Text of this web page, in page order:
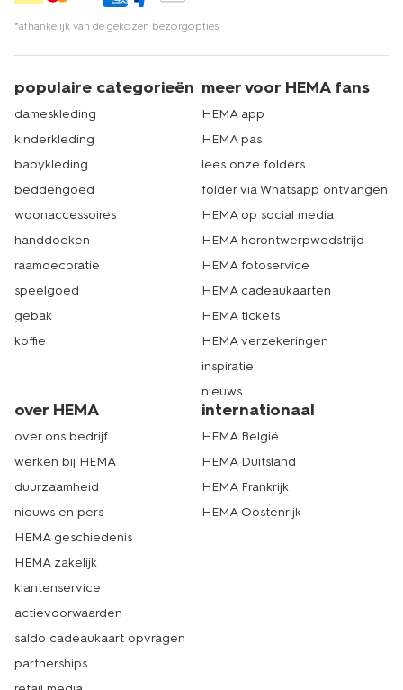
*afhankelijk van de gekozen bezorgopties
populaire categorieën
dameskleding
kinderkleding
babykleding
beddengoed
woonaccessoires
handdoeken
raamdecoratie
speelgoed
gebak
koffie
meer voor HEMA fans
HEMA app
HEMA pas
lees onze folders
folder via Whatsapp ontvangen
HEMA op social media
HEMA herontwerpwedstrijd
HEMA fotoservice
HEMA cadeaukaarten
HEMA tickets
HEMA verzekeringen
inspiratie
nieuws
over HEMA
over ons bedrijf
werken bij HEMA
duurzaamheid
nieuws en pers
HEMA geschiedenis
HEMA zakelijk
klantenservice
actievoorwaarden
saldo cadeaukaart opvragen
partnerships
internationaal
HEMA België
HEMA Duitsland
HEMA Frankrijk
HEMA Oostenrijk